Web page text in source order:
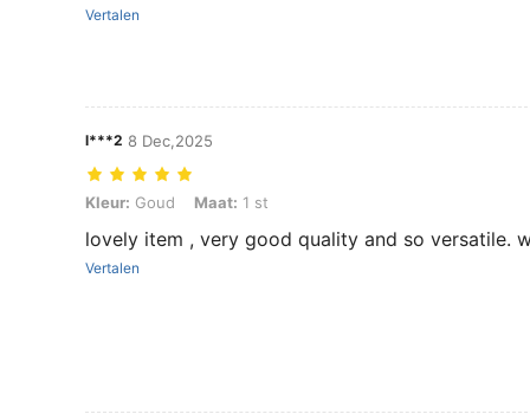
Vertalen
l***2 8 Dec,2025
Kleur: Goud, Maat: 1 st
Kleur: Goud Maat: 1 st
lovely item , very good quality and so versatile.
Vertalen